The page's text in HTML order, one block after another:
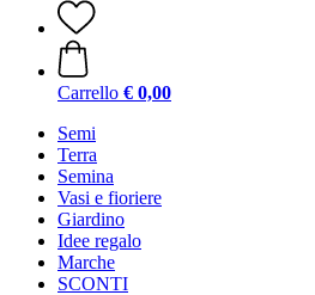
Carrello € 0,00
Semi
Terra
Semina
Vasi e fioriere
Giardino
Idee regalo
Marche
SCONTI